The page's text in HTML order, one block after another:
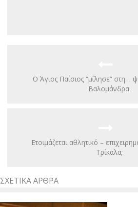
Ο Άγιος Παίσιος “μίλησε” στη…
Βαλομάνδρα
Ετοιμάζεται αθλητικό –
Τρίκαλα;
ΣΧΕΤΙΚΆ ΆΡΘΡΑ